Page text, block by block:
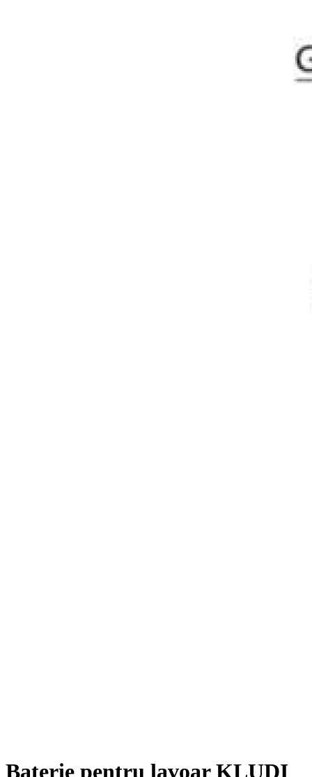
Baterie pentru lavoar KLUDI